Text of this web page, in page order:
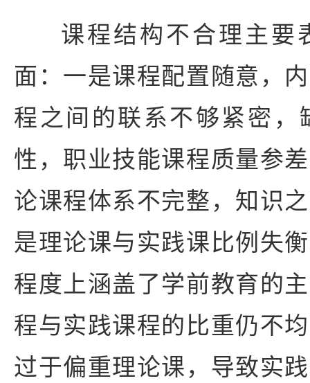
课程结构不合理主要
面：一是课程配置随意，
程之间的联系不够紧密，
性，职业技能课程质量参
论课程体系不完整，知识
是理论课与实践课比例失
程度上涵盖了学前教育的
程与实践课程的比重仍不
过于偏重理论课，导致实